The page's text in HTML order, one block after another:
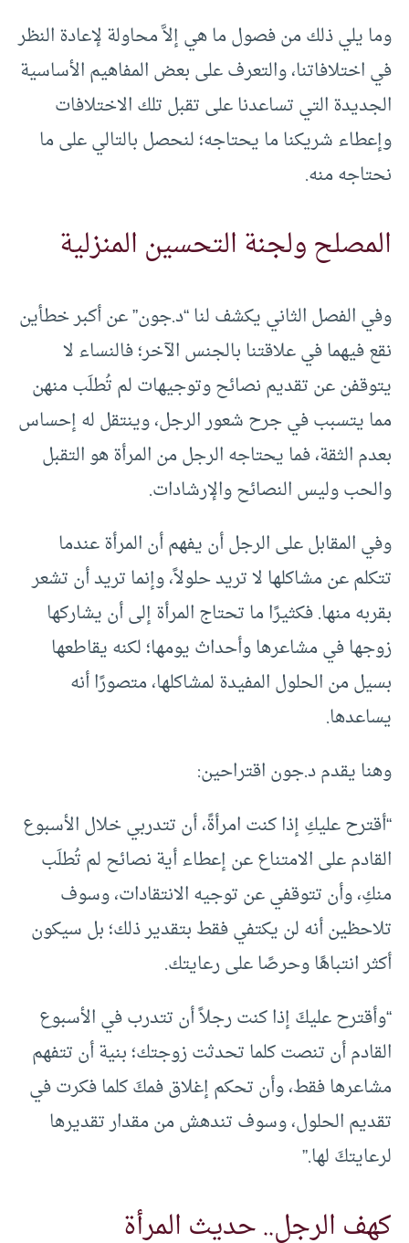
وما يلي ذلك من فصول ما هي إلاَّ محاولة لإعادة النظر
في اختلافاتنا، والتعرف على بعض المفاهيم الأساسية
الجديدة التي تساعدنا على تقبل تلك الاختلافات
وإعطاء شريكنا ما يحتاجه؛ لنحصل بالتالي على ما
نحتاجه منه.
المصلح ولجنة التحسين المنزلية
وفي الفصل الثاني يكشف لنا “د.جون” عن أكبر خطأين
نقع فيهما في علاقتنا بالجنس الآخر؛ فالنساء لا
يتوقفن عن تقديم نصائح وتوجيهات لم تُطلَب منهن
مما يتسبب في جرح شعور الرجل، وينتقل له إحساس
بعدم الثقة، فما يحتاجه الرجل من المرأة هو التقبل
والحب وليس النصائح والإرشادات.
وفي المقابل على الرجل أن يفهم أن المرأة عندما
تتكلم عن مشاكلها لا تريد حلولاً، وإنما تريد أن تشعر
بقربه منها. فكثيرًا ما تحتاج المرأة إلى أن يشاركها
زوجها في مشاعرها وأحداث يومها؛ لكنه يقاطعها
بسيل من الحلول المفيدة لمشاكلها، متصورًا أنه
يساعدها.
وهنا يقدم د.جون اقتراحين:
“أقترح عليكِ إذا كنت امرأةً، أن تتدربي خلال الأسبوع
القادم على الامتناع عن إعطاء أية نصائح لم تُطلَب
منكِ، وأن تتوقفي عن توجيه الانتقادات، وسوف
تلاحظين أنه لن يكتفي فقط بتقدير ذلك؛ بل سيكون
أكثر انتباهًا وحرصًا على رعايتك.
“وأقترح عليكَ إذا كنت رجلاً أن تتدرب في الأسبوع
القادم أن تنصت كلما تحدثت زوجتك؛ بنية أن تتفهم
مشاعرها فقط، وأن تحكم إغلاق فمكَ كلما فكرت في
تقديم الحلول، وسوف تندهش من مقدار تقديرها
لرعايتكَ لها.”
كهف الرجل.. حديث المرأة